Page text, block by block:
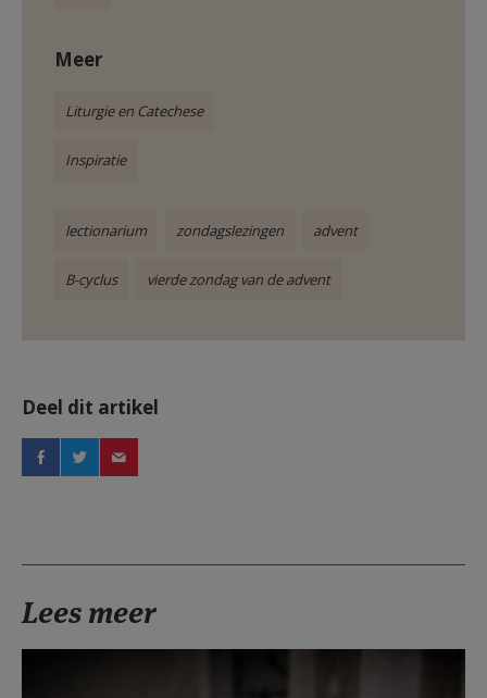
Meer
Liturgie en Catechese
Inspiratie
lectionarium zondagslezingen advent
B-cyclus vierde zondag van de advent
Deel dit artikel
Lees meer